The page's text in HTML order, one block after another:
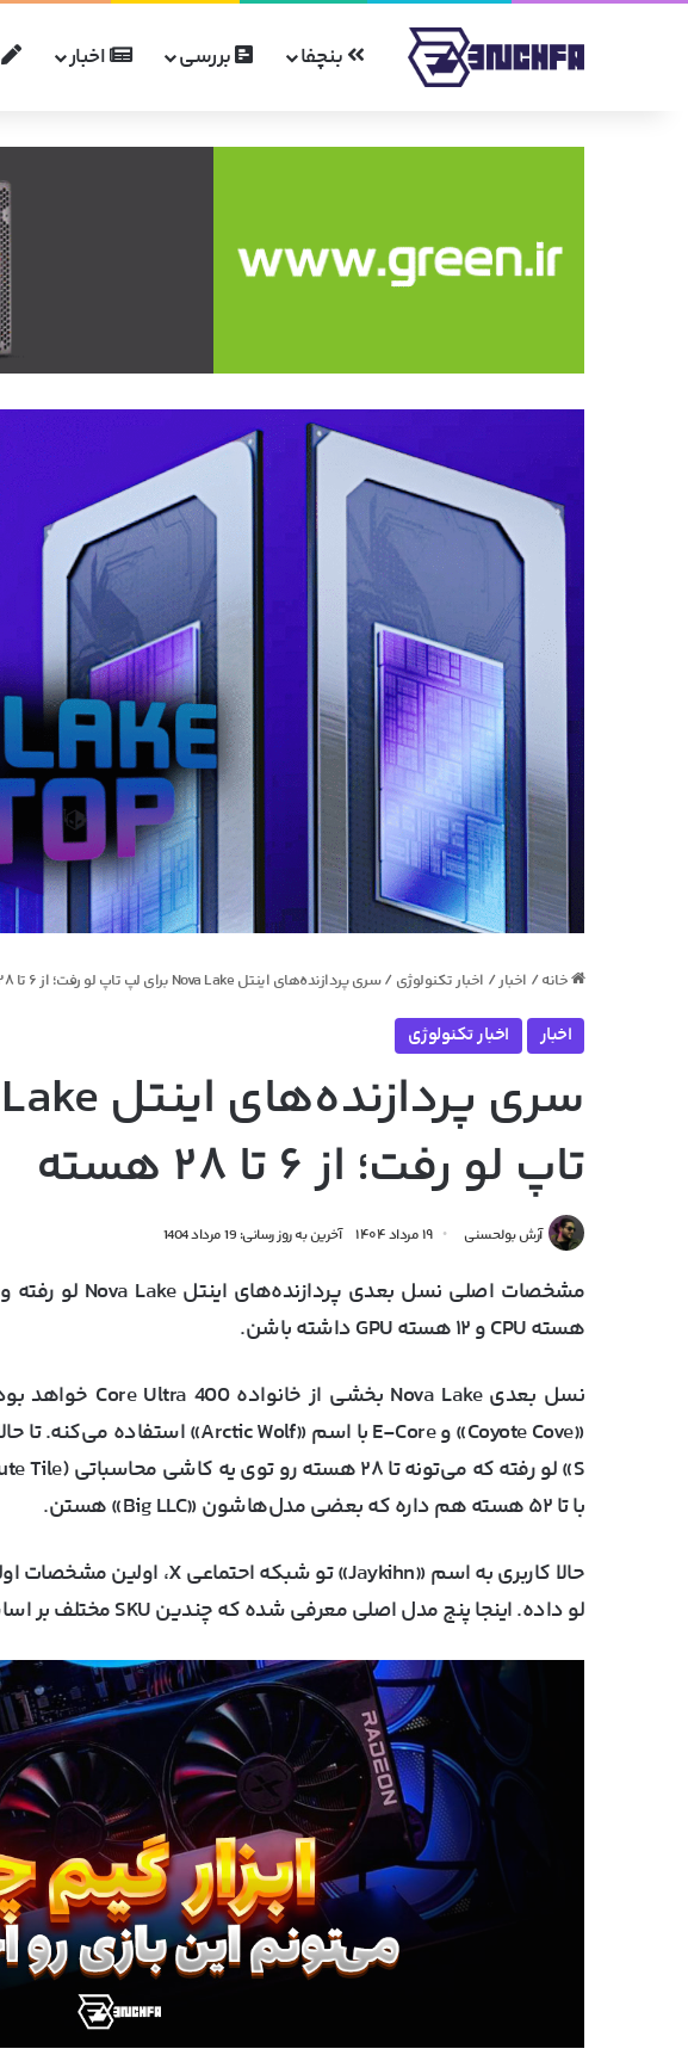
بنچفا بررسی اخبار
خانه / اخبار / اخبار تکنولوژی / سری پردازنده‌های اینتل Nova Lake برای لپ تاپ لو رفت؛ از ۶ تا ۲۸ هسته
اخبار اخبار تکنولوژی
تاپ لو رفت؛ از ۶ تا ۲۸ هسته
آرش بولحسنی ۱۹ مرداد ۱۴۰۴ آخرین به روز رسانی: 19 مرداد 1404
هسته CPU و ۱۲ هسته GPU داشته باشن.
با تا ۵۲ هسته هم داره که بعضی مدل‌هاشون «Big LLC» هستن.
حالا کاربری به اسم «Jaykihn» تو شبکه احتماعی X، اولین مشخصات اولیه
لو داده. اینجا پنج مدل اصلی معرفی شده که چندین SKU مختلف بر اساسشون ساخته می‌شه.